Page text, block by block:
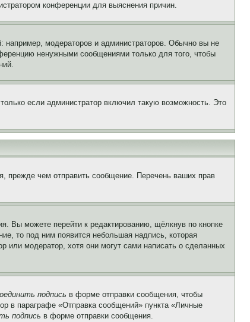
конференции для выяснения причин.
модераторов и администраторов. Обычно вы не
ненужными сообщениями только для того, чтобы
если администратор включил такую возможность. Это
прежде чем отправить сообщение. Перечень ваших прав
Вы можете перейти к редактированию, щёлкнув по кнопке
то под ним появится небольшая надпись, которая
или модератор, хотя они могут сами написать о сделанных
подпись в форме отправки сообщения, чтобы
в параграфе «Отправка сообщений» пункта «Личные
подпись в форме отправки сообщения.